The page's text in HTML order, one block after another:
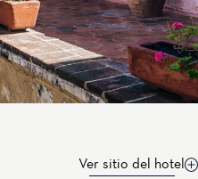
Ver sitio del hotel